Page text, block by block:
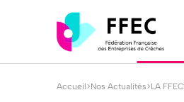
Accueil>Nos Actualités>LA FFEC